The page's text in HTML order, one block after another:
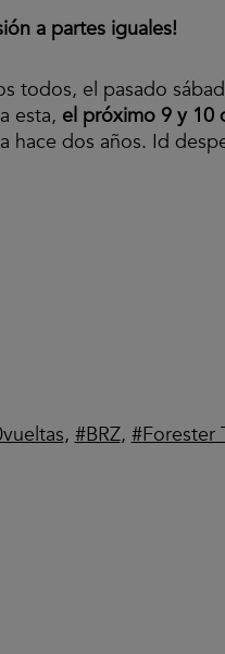
a partes iguales!
todos, el pasado
esta, el próximo 9 y 10
hace dos años. Id
, BRZ, Forester